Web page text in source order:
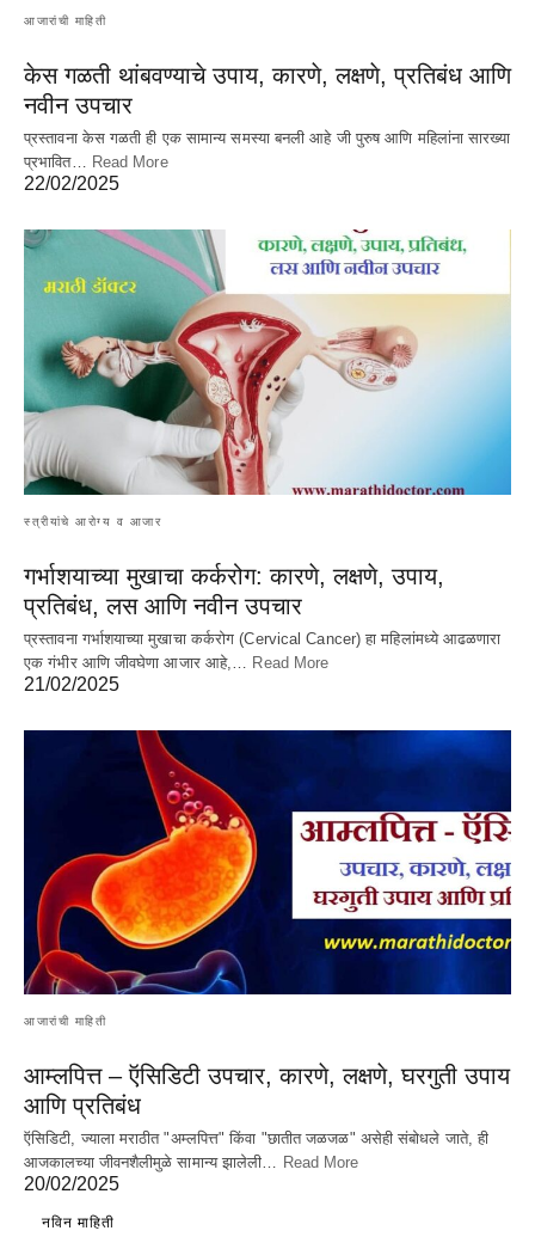
आजारांची माहिती
केस गळती थांबवण्याचे उपाय, कारणे, लक्षणे, प्रतिबंध आणि
नवीन उपचार
प्रस्तावना केस गळती ही एक सामान्य समस्या बनली आहे जी पुरुष आणि महिलांना सारख्या
प्रभावित…
Read More
22/02/2025
स्त्रीयांचे आरोग्य व आजार
गर्भाशयाच्या मुखाचा कर्करोग: कारणे, लक्षणे, उपाय,
प्रतिबंध, लस आणि नवीन उपचार
प्रस्तावना गर्भाशयाच्या मुखाचा कर्करोग (Cervical Cancer) हा महिलांमध्ये आढळणारा
एक गंभीर आणि जीवघेणा आजार आहे,… Read More
21/02/2025
आजारांची माहिती
आम्लपित्त – ऍसिडिटी उपचार, कारणे, लक्षणे, घरगुती उपाय
आणि प्रतिबंध
ऍसिडिटी, ज्याला मराठीत "अम्लपित्त" किंवा "छातीत जळजळ" असेही संबोधले जाते, ही
आजकालच्या जीवनशैलीमुळे सामान्य झालेली… Read More
20/02/2025
नविन माहिती